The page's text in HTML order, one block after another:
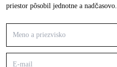
priestor pôsobil jednotne a nadčasovo.